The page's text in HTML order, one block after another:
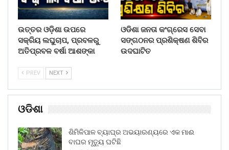
ଉତ୍ତର ଓଡ଼ିଶା ଉପରେ
ସକ୍ରିୟ ଲଘୁଚାପ, ପ୍ରବଳରୁ
ଅତିପ୍ରବଳ ବର୍ଷା ଆଶଙ୍କା
ଓଡିଶା ଜନତା କଂଗ୍ରେସ ସେବା
ସଙ୍ଗଠନର ପ୍ରଶିକ୍ଷଣ ଶିବିର
ଉଦଘାଟିତ
PREV NEXT
ଓଡିଶା
ଶିମିଳିପାଳ ବ୍ୟାଘ୍ର ଅଭୟାରଣ୍ୟରେ ଏକ ମାଈ
ବାଘର ମୃତ୍ୟୁ ଘଟିଛି